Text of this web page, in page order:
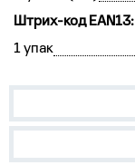
Штрих-код EAN13:
1 упак